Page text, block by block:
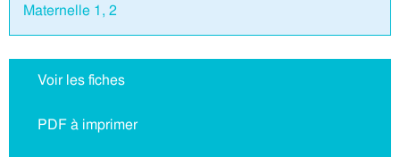
Maternelle 1, 2
Voir les fiches
PDF à imprimer